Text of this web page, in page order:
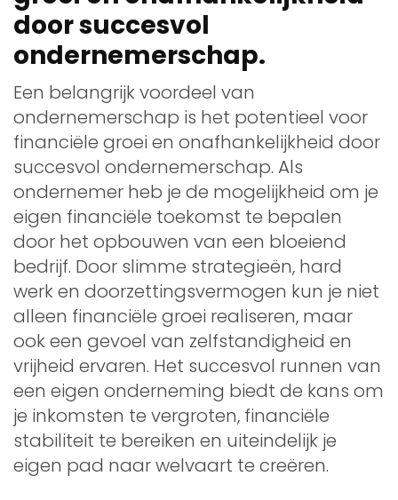
door succesvol
ondernemerschap.
Een belangrijk voordeel van
ondernemerschap is het potentieel voor
financiële groei en onafhankelijkheid door
succesvol ondernemerschap. Als
ondernemer heb je de mogelijkheid om je
eigen financiële toekomst te bepalen
door het opbouwen van een bloeiend
bedrijf. Door slimme strategieën, hard
werk en doorzettingsvermogen kun je niet
alleen financiële groei realiseren, maar
ook een gevoel van zelfstandigheid en
vrijheid ervaren. Het succesvol runnen van
een eigen onderneming biedt de kans om
je inkomsten te vergroten, financiële
stabiliteit te bereiken en uiteindelijk je
eigen pad naar welvaart te creëren.